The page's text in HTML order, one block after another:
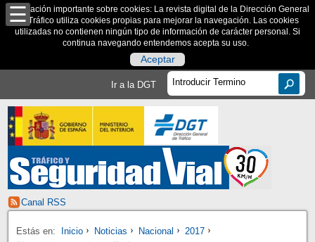
Información importante sobre cookies: La revista digital de la Dirección General
de Tráfico utiliza cookies propias para mejorar la navegación. Las cookies
utilizadas no contienen ningún tipo de información de carácter personal. Si
continua navegando entendemos acepta su uso.
Aceptar
Ir a la DGT
Canal RSS
Estás en: Inicio Noticias Nacional
2017